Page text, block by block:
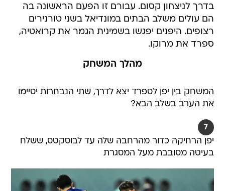
בדרך לניצחון קסום. עבורם זו הפעם הראשונה בה
הם עולים משלב הבתים במונדיאל בשני טורנירים
רצופים. היפנים יפגשו בשמינית הגמר את קרואטיה,
ספרד את מרוקו.
מהלך המשחק
המשחק בין יפן לספרד יצא לדרך, שתי הנבחרות יסיימו
את הערב בשלב הבא?
7
יפן הרחיקה כדור מהרחבה שלה עד לבוסקטס, ששלח
בעיטה מסובבת מעל המסגרת